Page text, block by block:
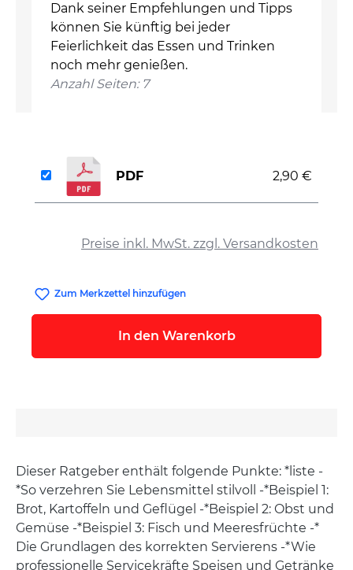
Dank seiner Empfehlungen und Tipps
können Sie künftig bei jeder
Feierlichkeit das Essen und Trinken
noch mehr genießen.
Anzahl Seiten: 7
Preise inkl. MwSt. zzgl. Versandkosten
PDF 2,90 €
Zum Merkzettel hinzufügen
In den Warenkorb
Dieser Ratgeber enthält folgende Punkte: *liste -
*So verzehren Sie Lebensmittel stilvoll -*Beispiel 1:
Brot, Kartoffeln und Geflügel -*Beispiel 2: Obst und
Gemüse -*Beispiel 3: Fisch und Meeresfrüchte -*
Die Grundlagen des korrekten Servierens -*Wie
professionelle Servicekräfte Speisen und Getränke